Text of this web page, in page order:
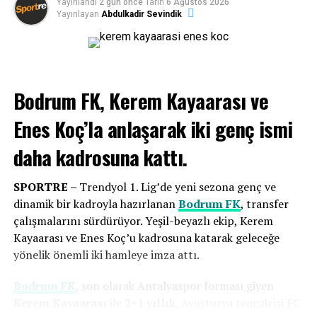
İLGILI KONULAR: BODRUM FK
BODRUM GAZETELERI
BODRUM HABER
BODRUM HABERLERI
SPORTRE
BIR ÖNCEKI
Sipay Bodrum FK, Konyaspor’a mağlup oldu
galibiyetle başlayarak lige iyi bir giriş yapmayı amaçlıyor.
Eksik noktalarımıza çok iyi transferler
yaptık
Genç oyuncu vurgusu yapanBodrum FK
Ankara
, “Çok iyi bir kamp dönemi geçirdik, verimli bir
Yayınlandı 2 gün önce Tarih 6 Ağustos 2026
Yayınlayan Abdulkadir Sevindik
Bodrum FK, Kerem Kayaarası ve
Enes Koç’la anlaşarakiki genç ismi
daha kadrosuna kattı.
SPORTRE – Trendyol 1. Lig’de yeni sezona genç ve
dinamik bir kadroyla hazırlananBodrum FK, transfer
çalışmalarını sürdürüyor. Yeşil-beyazlı ekip, Kerem
Kayaarası ve Enes Koç’u kadrosuna katarak geleceğe
yönelik önemli iki hamleye imza attı.
Bodrum FK , son olarak Antalyaspor forması giyen